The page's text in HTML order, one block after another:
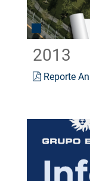
2013
Reporte